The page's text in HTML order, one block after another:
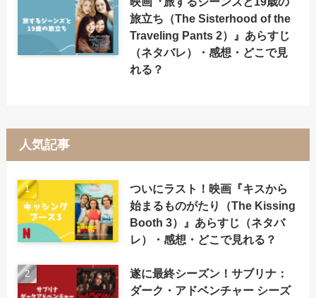
旅立ち（The Sisterhood of the
Traveling Pants 2）』あらすじ
（ネタバレ）・感想・どこで見
れる？
人気記事
ついにラスト！映画『キスから
始まるものがたり（The Kissing
Booth 3）』あらすじ（ネタバ
レ）・感想・どこで見れる？
遂に最終シーズン！サブリナ：
ダーク・アドベンチャー シーズ